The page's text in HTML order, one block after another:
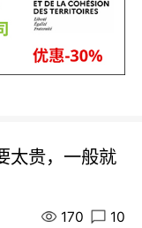
太贵，一般就
170 10